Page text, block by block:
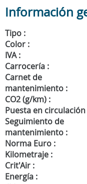
Información
Tipo :
Color :
IVA :
Carrocería :
Carnet de
mantenimiento :
CO2 (g/km) :
Puesta en circulación
Seguimiento de
mantenimiento :
Norma Euro :
Kilometraje :
Crit'Air :
Energía :